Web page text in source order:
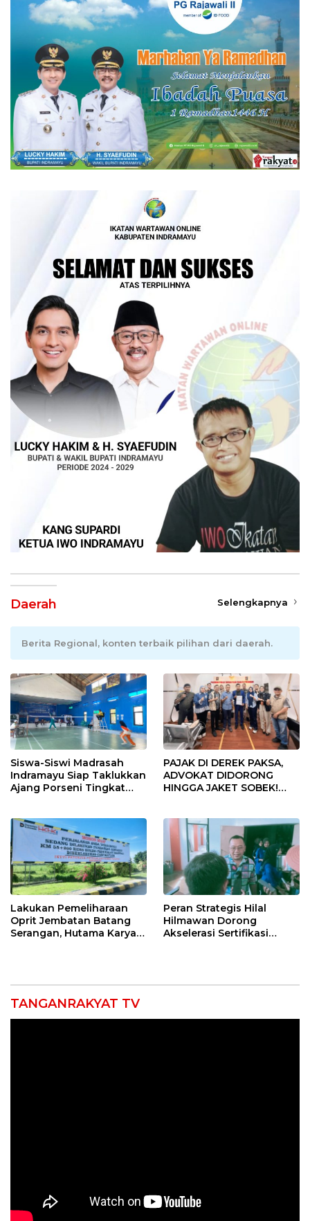
Daerah Selengkapnya
Berita Regional, konten terbaik pilihan dari daerah.
Siswa-Siswi Madrasah
Indramayu Siap Taklukkan
Ajang Porseni Tingkat
PAJAK DI DEREK PAKSA,
ADVOKAT DIDORONG
HINGGA JAKET SOBEK!
Pekanbaru!
Lakukan Pemeliharaan
Oprit Jembatan Batang
Serangan, Hutama Karya
Peran Strategis Hilal
Hilmawan Dorong
Akselerasi Sertifikasi
TANGANRAKYAT TV